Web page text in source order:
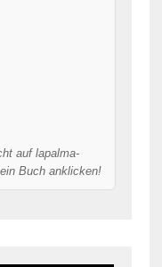
auf lapalma-
Buch anklicken!